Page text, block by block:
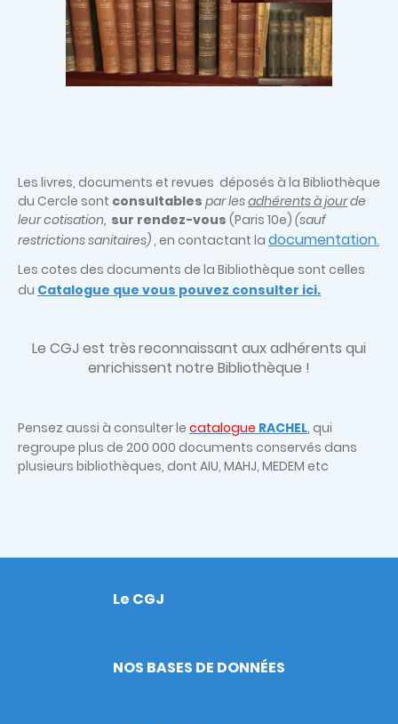
Les livres, documents et revues déposés à la Bibliothèque
du Cercle sont consultables par lesadhérents à jourde
leur cotisation, sur rendez-vous (Paris 10e) (sauf
restrictions sanitaires), en contactant la documentation.
Les cotes des documents de la Bibliothèque sont celles
du Catalogue que vous pouvez consulter ici.
Le CGJ est trèsreconnaissant aux adhérents qui
enrichissent notre Bibliothèque !
Pensez aussi à consulter le catalogue RACHEL, qui
regroupe plus de 200 000 documents conservés dans
plusieurs bibliothèques, dont AIU, MAHJ, MEDEM etc
Footer
Le CGJ
NOS BASES DE DONNÉES